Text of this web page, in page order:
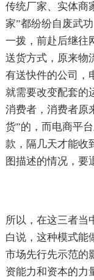
传统厂家、实体商
家”都纷纷自废武
一拨，前赴后继往
送货方式，原来物
有送快件的公司，
就需要改变配套的
消费者，消费者原
货”的，而电商平
款，隔几天才能收
图描述的情况，要
所以，在这三者当
白说，这种模式能
市场先行先示范的
资能力和资本的力